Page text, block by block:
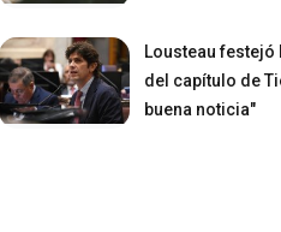
Lousteau
del capítulo de
buena noticia"